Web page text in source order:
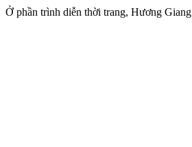
Ở phần trình diễn thời trang, Hương